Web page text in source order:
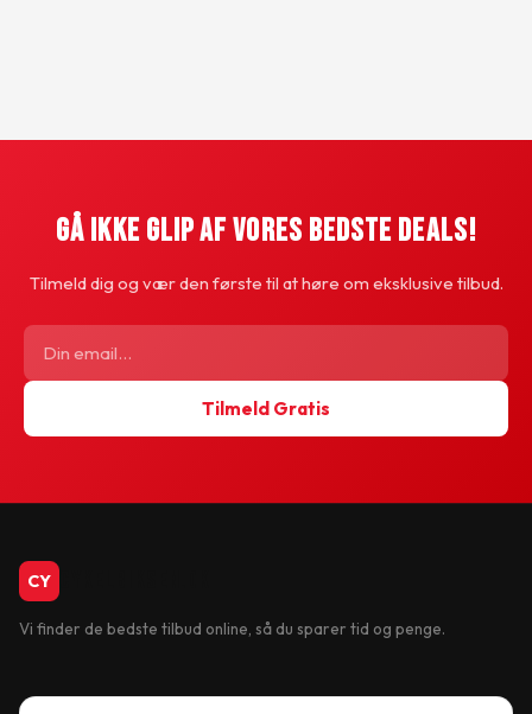
Gå Ikke Glip Af Vores Bedste Deals!
Tilmeld dig og vær den første til at høre om eksklusive tilbud.
Tilmeld Gratis
CY
Vi finder de bedste tilbud online, så du sparer tid og penge.